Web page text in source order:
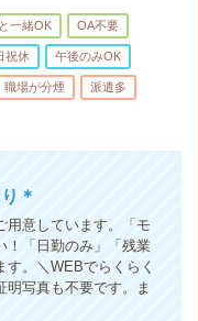
一緒OK OA不要
祝休 午後のみOK
職場が分煙 派遣多
＊
用意しています。「モ
！「日勤のみ」「残業
。＼WEBでらくらく
写真も不要です。ま